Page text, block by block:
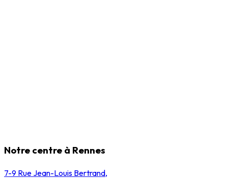
Notre centre à Rennes
7-9 Rue Jean-Louis Bertrand,